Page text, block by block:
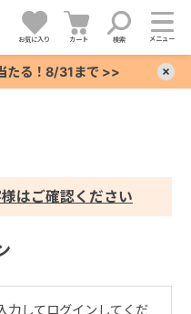
お気に入り カート 検索 メニュー
たる！8/31まで >>
はご確認ください
力してログインしてくだ